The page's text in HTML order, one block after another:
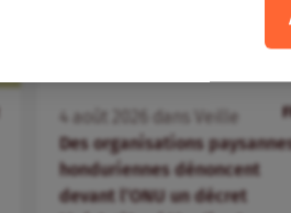
4 août dans
Veille
Des organisations
honduriennes dénoncent
devant l’ONU un décret